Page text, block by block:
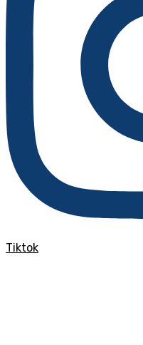
Tiktok